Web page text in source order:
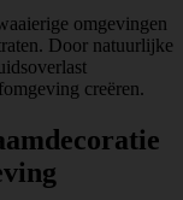
omgevingen
Door natuurlijke
creëren.